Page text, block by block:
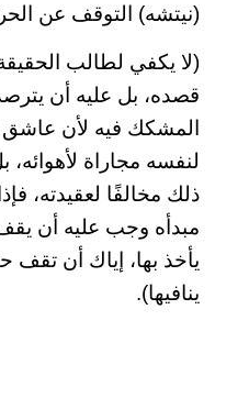
(نيتشه) التوقف عن
(لا يكفي لطالب
قصده، بل عليه أن
المشكك فيه لأن عاشق
لنفسه مجاراة لأهوائه،
ذلك مخالفًا لعقيدته،
مبدأه وجب عليه أن يقف
يأخذ بها، إياك أن تقف
ينافيها).